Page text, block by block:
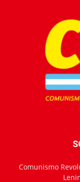
Comunismo